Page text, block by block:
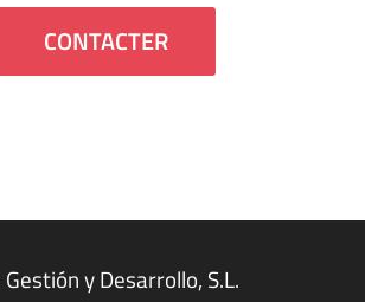
CONTACTER
y Desarrollo, S.L.